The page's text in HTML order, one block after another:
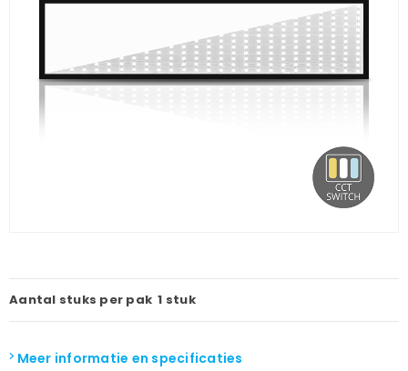
Aantal stuks per pak 1 stuk
Meer informatie en specificaties